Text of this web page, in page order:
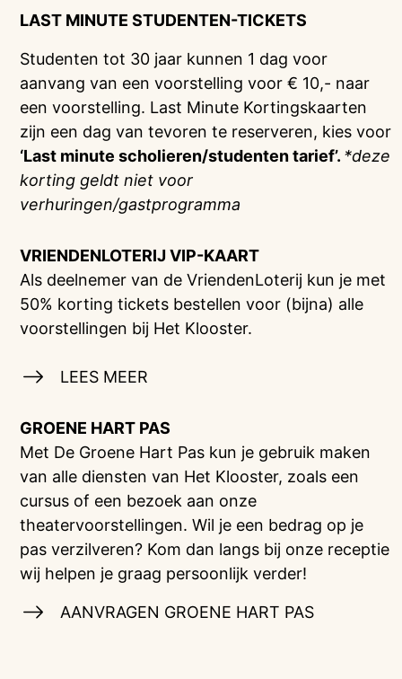
LAST MINUTE STUDENTEN-TICKETS
Studenten tot 30 jaar kunnen 1 dag voor
aanvang van een voorstelling voor € 10,- naar
een voorstelling. Last Minute Kortingskaarten
zijn een dag van tevoren te reserveren, kies voor
‘Last minute scholieren/studenten tarief’. *deze
korting geldt niet voor
verhuringen/gastprogramma
VRIENDENLOTERIJVIP-KAART
Als deelnemer van de VriendenLoterij kun je met
50% korting tickets bestellen voor (bijna) alle
voorstellingen bij Het Klooster.
LEES MEER
GROENE HART PAS
Met De Groene Hart Pas kun je gebruik maken
van alle diensten van Het Klooster, zoals een
cursus of een bezoek aan onze
theatervoorstellingen. Wil je een bedrag op je
pas verzilveren? Kom dan langs bij onze receptie
wij helpen je graag persoonlijk verder!
AANVRAGEN GROENE HART PAS